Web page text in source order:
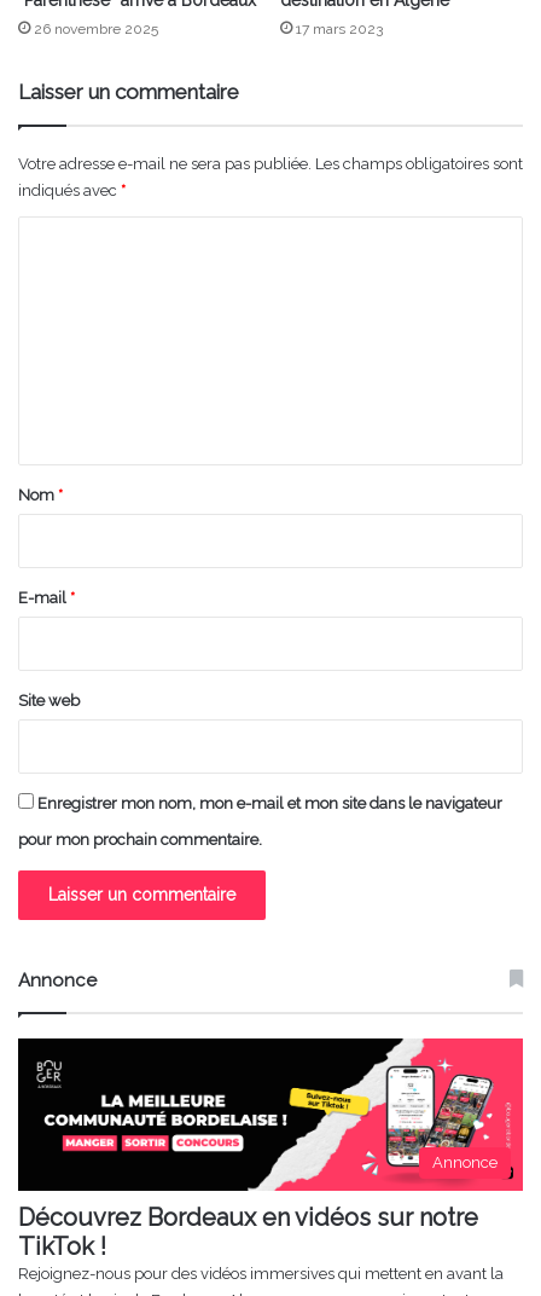
26 novembre 2025 17 mars 2023
Laisser un commentaire
Votre adresse e-mail ne sera pas publiée. Les champs obligatoires sont
indiqués avec *
a
e
Nom *
E-mail *
Site web
Enregistrer mon nom, mon e-mail et mon site dans le navigateur
pour mon prochain commentaire.
Annonce
Annonce
Découvrez Bordeaux en vidéos sur notre
TikTok !
Rejoignez-nous pour des vidéos immersives qui mettent en avant la